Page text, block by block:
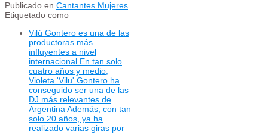
Publicado en Cantantes Mujeres
Etiquetado como
Vilú Gontero es una de las
productoras más
influyentes a nivel
internacional En tan solo
cuatro años y medio,
Violeta 'Vilu' Gontero ha
conseguido ser una de las
DJ más relevantes de
Argentina Además, con tan
solo 20 años, ya ha
realizado varias giras por